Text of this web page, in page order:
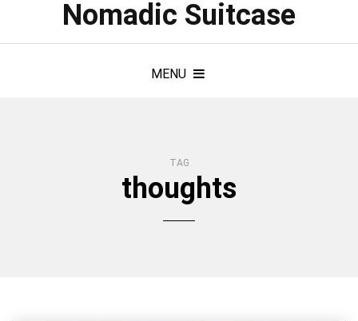
Nomadic Suitcase
MENU
TAG
thoughts